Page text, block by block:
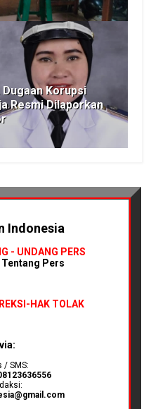
Korupsi
Resmi Dilaporkan
Indonesia
- UNDANG PERS
Tentang Pers
HAK TOLAK
/ SMS: